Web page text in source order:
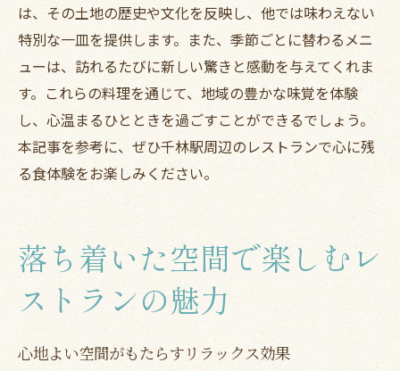
は、その土地の歴史や文化を反映し、他では味わえない
特別な一皿を提供します。また、季節ごとに替わるメニ
ューは、訪れるたびに新しい驚きと感動を与えてくれま
す。これらの料理を通じて、地域の豊かな味覚を体験
し、心温まるひとときを過ごすことができるでしょう。
本記事を参考に、ぜひ千林駅周辺のレストランで心に残
る食体験をお楽しみください。
落ち着いた空間で楽しむレ
ストランの魅力
心地よい空間がもたらすリラックス効果